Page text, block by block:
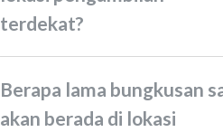
terdekat?
Berapa lama bungkusan saya
akan berada di lokasi